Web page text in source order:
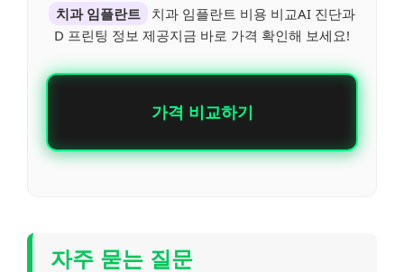
치과 임플란트
치과 임플란트 비용 비교AI 진단과
D 프린팅 정보 제공지금 바로 가격 확인해 보세요!
가격 비교하기
자주 묻는 질문